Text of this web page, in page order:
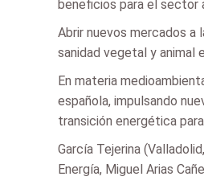
beneficios para el sector
Abrir nuevos mercados
sanidad vegetal y animal
En materia
española, impulsando
transición energética
García Tejerina
Energía, Miguel Arias